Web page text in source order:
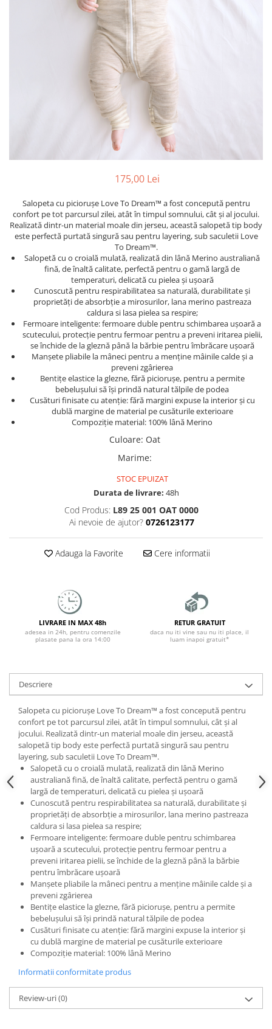
Jucarii pentru dentitie
Sac de dormit cu piciorușe
Sac de dormit pentru tranziție
Sac de dormit nou nascut Swaddle
Chilotei de antrenament la olita
BABIATORS
175,00 Lei
Salopeta cu piciorușe Love To Dream™ a fost concepută pentru
confort pe tot parcursul zilei, atât în timpul somnului, cât și al jocului.
Realizată dintr-un material moale din jerseu, această salopetă tip body
este perfectă purtată singură sau pentru layering, sub saculetii Love
To Dream™.
Salopetă cu o croială mulată, realizată din lână Merino australiană
fină, de înaltă calitate, perfectă pentru o gamă largă de
temperaturi, delicată cu pielea și ușoară
Cunoscută pentru respirabilitatea sa naturală, durabilitate și
proprietăți de absorbție a mirosurilor, lana merino pastreaza
caldura si lasa pielea sa respire;
Fermoare inteligente: fermoare duble pentru schimbarea ușoară a
scutecului, protecție pentru fermoar pentru a preveni iritarea pielii,
se închide de la gleznă până la bărbie pentru îmbrăcare ușoară
Manșete pliabile la mâneci pentru a menține mâinile calde și a
preveni zgârierea
Bentițe elastice la glezne, fără piciorușe, pentru a permite
bebelușului să își prindă natural tălpile de podea
Cusături finisate cu atenție: fără margini expuse la interior și cu
dublă margine de material pe cusăturile exterioare
Compoziție material: 100% lână Merino
Culoare: Oat
Marime:
STOC EPUIZAT
Durata de livrare: 48h
Cod Produs: L89 25 001 OAT 0000
Ai nevoie de ajutor? 0726123177
Adauga la Favorite Cere informatii
LIVRARE IN MAX 48h
adesea in 24h, pentru comenzile
plasate pana la ora 14:00
RETUR GRATUIT
daca nu iti vine sau nu iti place, il
luam inapoi gratuit*
Descriere
Salopeta cu piciorușe Love To Dream™ a fost concepută pentru
confort pe tot parcursul zilei, atât în timpul somnului, cât și al
jocului. Realizată dintr-un material moale din jerseu, această
salopetă tip body este perfectă purtată singură sau pentru
layering, sub saculetii Love To Dream™.
Salopetă cu o croială mulată, realizată din lână Merino
australiană fină, de înaltă calitate, perfectă pentru o gamă
largă de temperaturi, delicată cu pielea și ușoară
Cunoscută pentru respirabilitatea sa naturală, durabilitate și
proprietăți de absorbție a mirosurilor, lana merino pastreaza
caldura si lasa pielea sa respire;
Fermoare inteligente: fermoare duble pentru schimbarea
ușoară a scutecului, protecție pentru fermoar pentru a
preveni iritarea pielii, se închide de la gleznă până la bărbie
pentru îmbrăcare ușoară
Manșete pliabile la mâneci pentru a menține mâinile calde și a
preveni zgârierea
Bentițe elastice la glezne, fără piciorușe, pentru a permite
bebelușului să își prindă natural tălpile de podea
Cusături finisate cu atenție: fără margini expuse la interior și
cu dublă margine de material pe cusăturile exterioare
Compoziție material: 100% lână Merino
Informatii conformitate produs
Review-uri(0)